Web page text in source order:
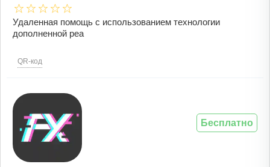
Удаленная помощь с использованием технологии
дополненной реа
QR-код
Бесплатно